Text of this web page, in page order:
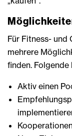
Für Fitness- und
mehrere
finden.
Aktiv einen